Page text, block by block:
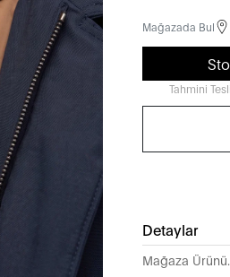
Mağazada Bul
Tahmini
Detaylar
Mağaza Ürünü.